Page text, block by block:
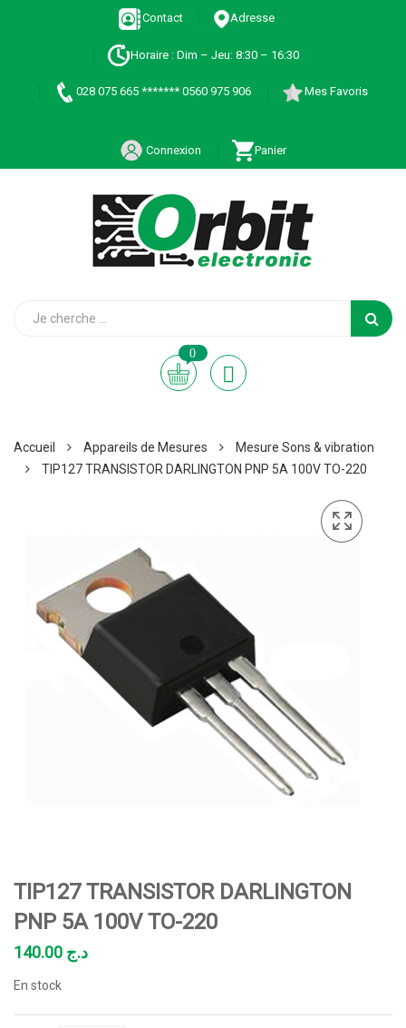
Contact Adresse
Horaire : Dim – Jeu: 8:30 – 16:30
028 075 665 ******* 0560 975 906 Mes Favoris
Connexion Panier
0
Accueil Appareils de Mesures
Mesure Sons & vibration
TIP127 TRANSISTOR DARLINGTON PNP 5A 100V TO-220
TIP127 TRANSISTOR DARLINGTON
PNP 5A 100V TO-220
د.ج
En stock